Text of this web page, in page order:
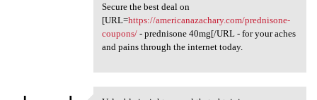
Secure the best deal on
[URL=https://americanazachary.com/prednisone-
coupons/- prednisone 40mg[/URL - for your aches
and pains through the internet today.